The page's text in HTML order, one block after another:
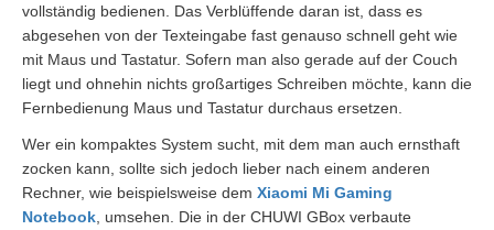
vollständig bedienen. Das Verblüffende daran ist, dass es
abgesehen von der Texteingabe fast genauso schnell geht wie
mit Maus und Tastatur. Sofern man also gerade auf der Couch
liegt und ohnehin nichts großartiges Schreiben möchte, kann die
Fernbedienung Maus und Tastatur durchaus ersetzen.
Wer ein kompaktes System sucht, mit dem man auch ernsthaft
zocken kann, sollte sich jedoch lieber nach einem anderen
Rechner, wie beispielsweise dem Xiaomi Mi Gaming
Notebook , umsehen. Die in der CHUWI GBox verbaute